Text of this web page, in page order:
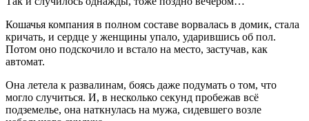
Кошачья компания в полном составе ворвалась в домик, стала
кричать, и сердце у женщины упало, ударившись об пол.
Потом оно подскочило и встало на место, застучав, как
автомат.
Она летела к развалинам, боясь даже подумать о том, что
могло случиться. И, в несколько секунд пробежав всё
подземелье, она наткнулась на мужа, сидевшего возле